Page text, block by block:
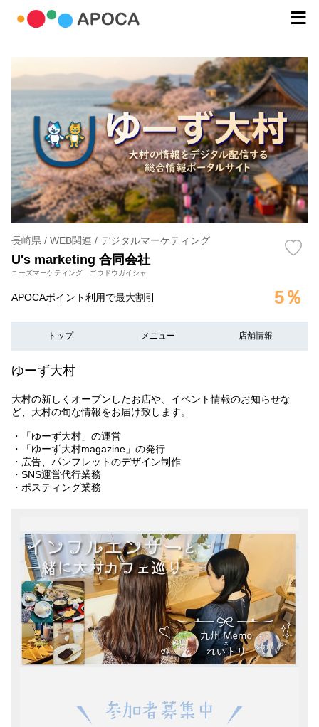
長崎県 / WEB関連 / デジタルマーケティング
U's marketing 合同会社
ユーズマーケティング ゴウドウガイシャ
APOCAポイント利用で最大割引 5％
トップ メニュー 店舗情報
ゆーず大村
大村の新しくオープンしたお店や、イベント情報のお知らせな
ど、大村の旬な情報をお届け致します。
・「ゆーず大村」の運営
・「ゆーず大村magazine」の発行
・広告、パンフレットのデザイン制作
・SNS運営代行業務
・ポスティング業務